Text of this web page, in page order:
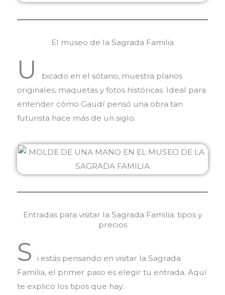
El museo de la Sagrada Familia
U
bicado en el sótano, muestra planos
originales, maquetas y fotos históricas. Ideal para
entender cómo Gaudí pensó una obra tan
futurista hace más de un siglo.
Entradas para visitar la Sagrada Familia: tipos y
precios
S
i estás pensando en visitar la Sagrada
Familia, el primer paso es elegir tu entrada. Aquí
te explico los tipos que hay: